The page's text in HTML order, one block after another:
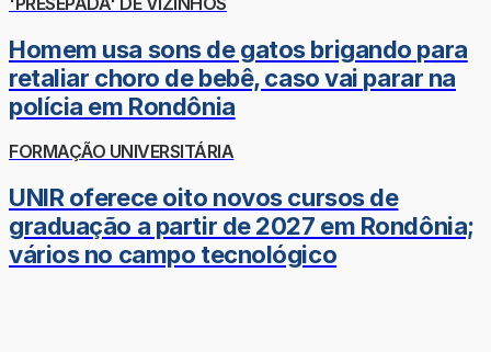
Homem usa sons de gatos brigando para
retaliar choro de bebê, caso vai parar na
polícia em Rondônia
FORMAÇÃO UNIVERSITÁRIA
UNIR oferece oito novos cursos de
graduação a partir de 2027 em Rondônia;
vários no campo tecnológico